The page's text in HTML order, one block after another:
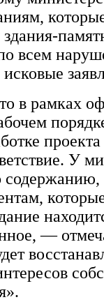
здания-
всем
в рамках
У
содержанию,
—